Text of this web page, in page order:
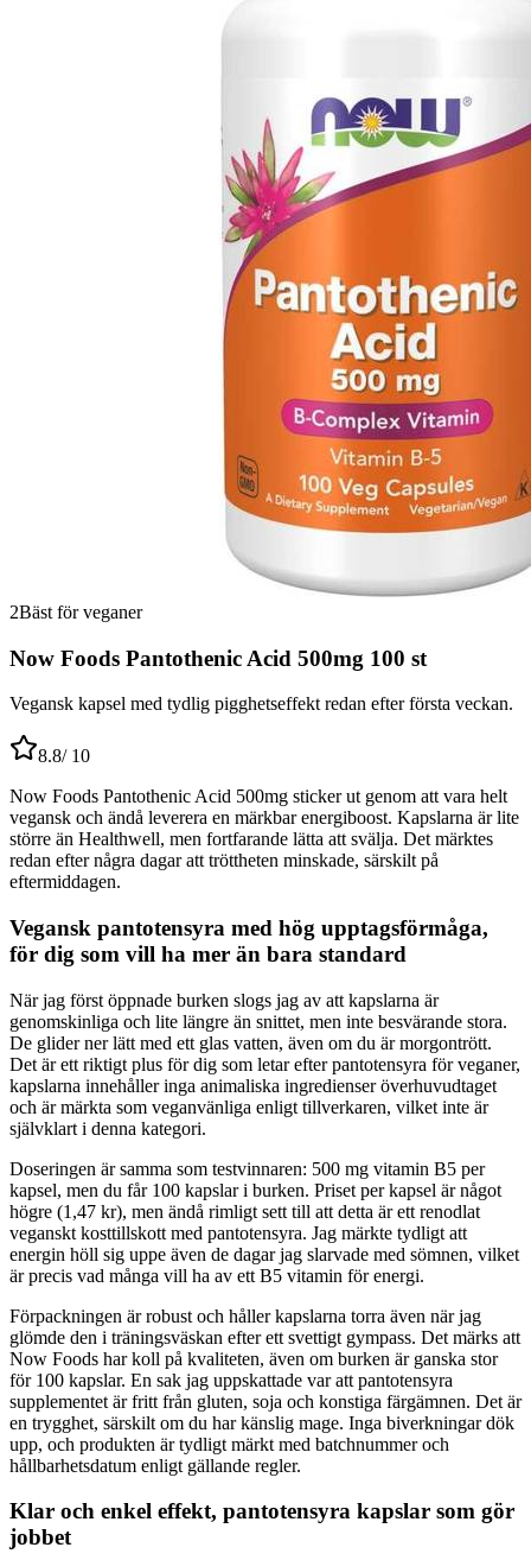
2Bäst för veganer
Now Foods Pantothenic Acid 500mg 100 st
Vegansk kapsel med tydlig pigghetseffekt redan efter första veckan.
8.8/ 10
Now Foods Pantothenic Acid 500mg sticker ut genom att vara helt
vegansk och ändå leverera en märkbar energiboost. Kapslarna är lite
större än Healthwell, men fortfarande lätta att svälja. Det märktes
redan efter några dagar att tröttheten minskade, särskilt på
eftermiddagen.
Vegansk pantotensyra med hög upptagsförmåga,
för dig som vill ha mer än bara standard
När jag först öppnade burken slogs jag av att kapslarna är
genomskinliga och lite längre än snittet, men inte besvärande stora.
De glider ner lätt med ett glas vatten, även om du är morgontrött.
Det är ett riktigt plus för dig som letar efter pantotensyra för veganer,
kapslarna innehåller inga animaliska ingredienser överhuvudtaget
och är märkta som veganvänliga enligt tillverkaren, vilket inte är
självklart i denna kategori.
Doseringen är samma som testvinnaren: 500 mg vitamin B5 per
kapsel, men du får 100 kapslar i burken. Priset per kapsel är något
högre (1,47 kr), men ändå rimligt sett till att detta är ett renodlat
veganskt kosttillskott med pantotensyra. Jag märkte tydligt att
energin höll sig uppe även de dagar jag slarvade med sömnen, vilket
är precis vad många vill ha av ett B5 vitamin för energi.
Förpackningen är robust och håller kapslarna torra även när jag
glömde den i träningsväskan efter ett svettigt gympass. Det märks att
Now Foods har koll på kvaliteten, även om burken är ganska stor
för 100 kapslar. En sak jag uppskattade var att pantotensyra
supplementet är fritt från gluten, soja och konstiga färgämnen. Det är
en trygghet, särskilt om du har känslig mage. Inga biverkningar dök
upp, och produkten är tydligt märkt med batchnummer och
hållbarhetsdatum enligt gällande regler.
Klar och enkel effekt, pantotensyra kapslar som gör
jobbet